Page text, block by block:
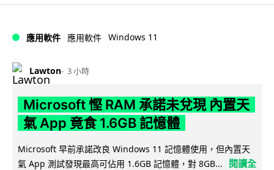
應用軟件 應用軟件 Windows 11
Lawton 3 小時
Microsoft 慳 RAM 承諾未兌現 內置天
氣 App 竟食 1.6GB 記憶體
Microsoft 早前承諾改良 Windows 11 記憶體使用，但內置天
氣 App 測試發現最高可佔用 1.6GB 記憶體，對 8GB...
閱讀全